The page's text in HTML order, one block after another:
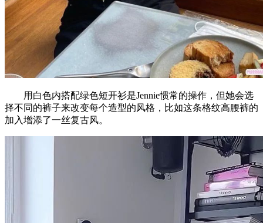
用白色内搭配绿色短开衫是Jennie惯常的操作，但她会选
择不同的裤子来改变每个造型的风格，比如这条格纹高腰裤的
加入增添了一丝复古风。